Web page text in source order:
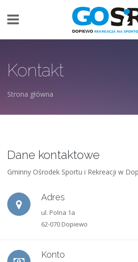
Kontakt
Strona główna
Dane kontaktowe
Gminny Ośrodek Sportu i Rekreacji w
Adres
ul. Polna 1a
62-070 Dopiewo
Konto